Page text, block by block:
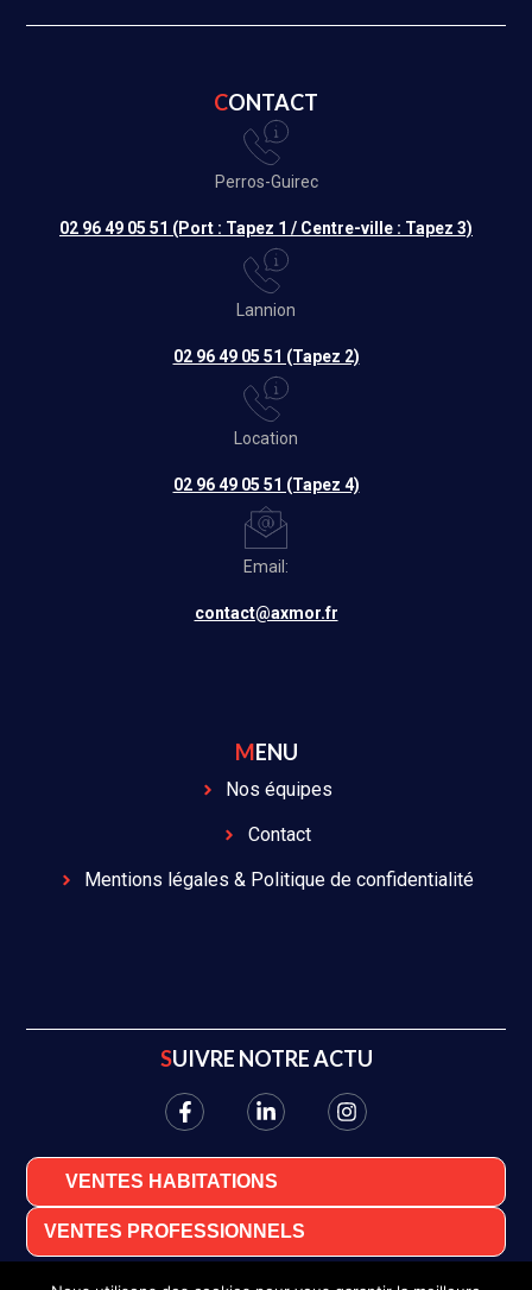
CONTACT
Perros-Guirec
02 96 49 05 51 (Port : Tapez 1 / Centre-ville : Tapez 3)
Lannion
02 96 49 05 51 (Tapez 2)
Location
02 96 49 05 51 (Tapez 4)
Email:
contact@axmor.fr
MENU
Nos équipes
Contact
Mentions légales & Politique de confidentialité
SUIVRE NOTRE ACTU
VENTES HABITATIONS
VENTES PROFESSIONNELS